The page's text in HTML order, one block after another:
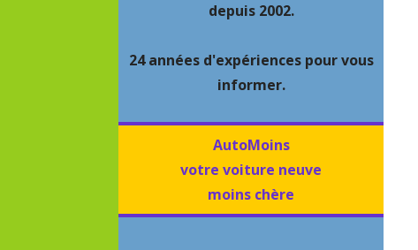
depuis 2002.
24 années d'expériences pour vous
informer.
AutoMoins
votre voiture neuve
moins chère